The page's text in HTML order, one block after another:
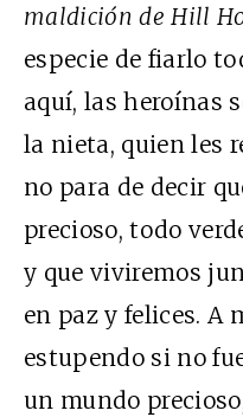
maldición de Hill
especie de fiarlo
aquí, las heroínas
la nieta, quien les
no para de decir
precioso, todo
y que viviremos
en paz y felices. A
estupendo si no
un mundo